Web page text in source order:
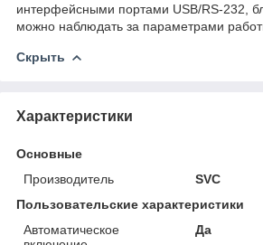
интерфейсными портами USB/RS-232,
можно наблюдать за параметрами
Скрыть
Характеристики
Основные
Производитель
SVC
Пользовательские характеристики
Автоматическое
Да